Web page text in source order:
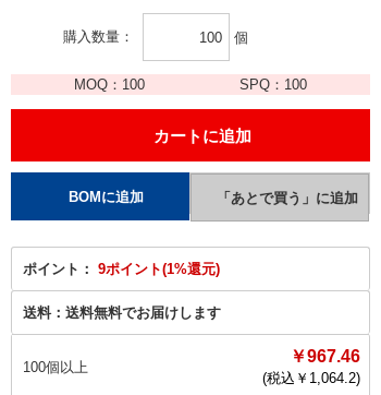
購入数量 個
MOQ： 100 SPQ： 100
ポイント： 9ポイント(1%還元)
送料： 送料無料でお届けします
100個以上
￥967.46
(税込￥ 1,064.2)